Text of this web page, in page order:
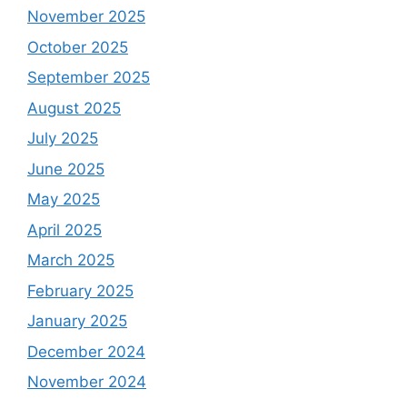
November 2025
October 2025
September 2025
August 2025
July 2025
June 2025
May 2025
April 2025
March 2025
February 2025
January 2025
December 2024
November 2024